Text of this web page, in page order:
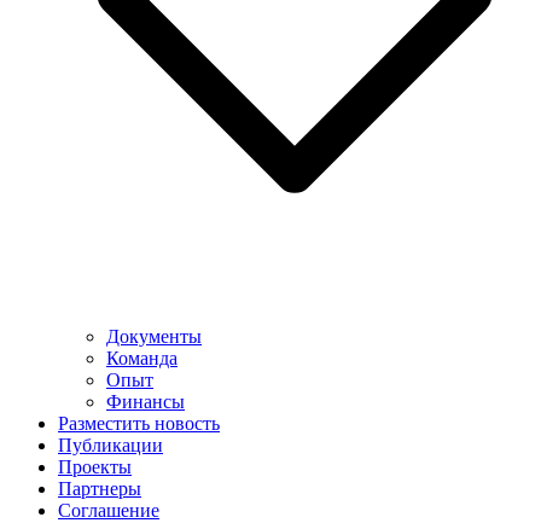
Документы
Команда
Опыт
Финансы
Разместить новость
Публикации
Проекты
Партнеры
Соглашение